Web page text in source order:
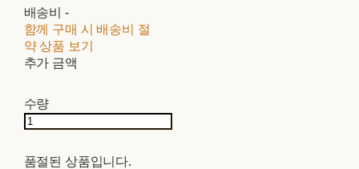
배송비 -
함께 구매 시 배송비 절
약 상품 보기
추가 금액
수량
품절된 상품입니다.